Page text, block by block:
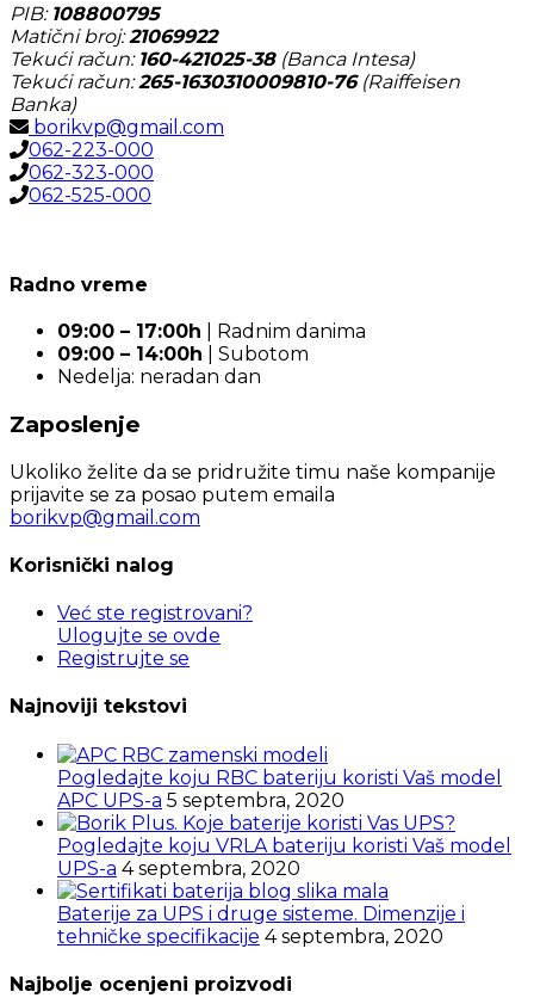
PIB: 108800795
Matični broj:21069922
Tekući račun: 160-421025-38(Banca Intesa)
Tekući račun:265-1630310009810-76(Raiffeisen
Banka)
borikvp@gmail.com
062-223-000
062-323-000
062-525-000
Radno vreme
09:00 – 17:00h | Radnim danima
09:00 – 14:00h | Subotom
Nedelja: neradan dan
Zaposlenje
Ukoliko želite da se pridružite timu naše kompanije
prijavite se za posao putem emaila
borikvp@gmail.com
Korisnički nalog
Već ste registrovani?
Ulogujte se ovde
Registrujte se
Najnoviji tekstovi
Pogledajte koju RBC bateriju koristi Vaš model
APC UPS-a 5 septembra, 2020
Pogledajte koju VRLA bateriju koristi Vaš model
UPS-a 4 septembra, 2020
Baterije za UPS i druge sisteme. Dimenzije i
tehničke specifikacije 4 septembra, 2020
Najbolje ocenjeni proizvodi